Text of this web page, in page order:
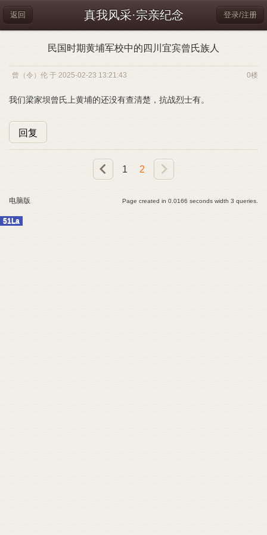
真我风采·宗亲纪念
返回 登录/注册
民国时期黄埔军校中的四川宜宾曾氏族人
0楼
曾（令）伦 于 2025-02-23 13:21:43
我们梁家坝曾氏上黄埔的还没有查清楚，抗战烈士有。
回复
1 2
电脑版 Page created in 0.0166 seconds width 3 queries.
51La